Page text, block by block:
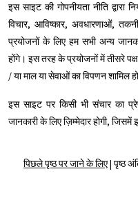
इस साइट की गोपनीयता नीति
विचार, आविष्कार, अवधारणाओं,
प्रयोजनों के लिए हम सभी अन्य
होंगे। इस तरह के प्रयोजनों में तीसरे
/ या माल या सेवाओं का विपणन शामिल
इस साइट पर किसी भी संचार का
जानकारी के लिए ज़िम्मेदार होगी,
पिछले पृष्ठ पर जाने के लिए| पृष्ठ